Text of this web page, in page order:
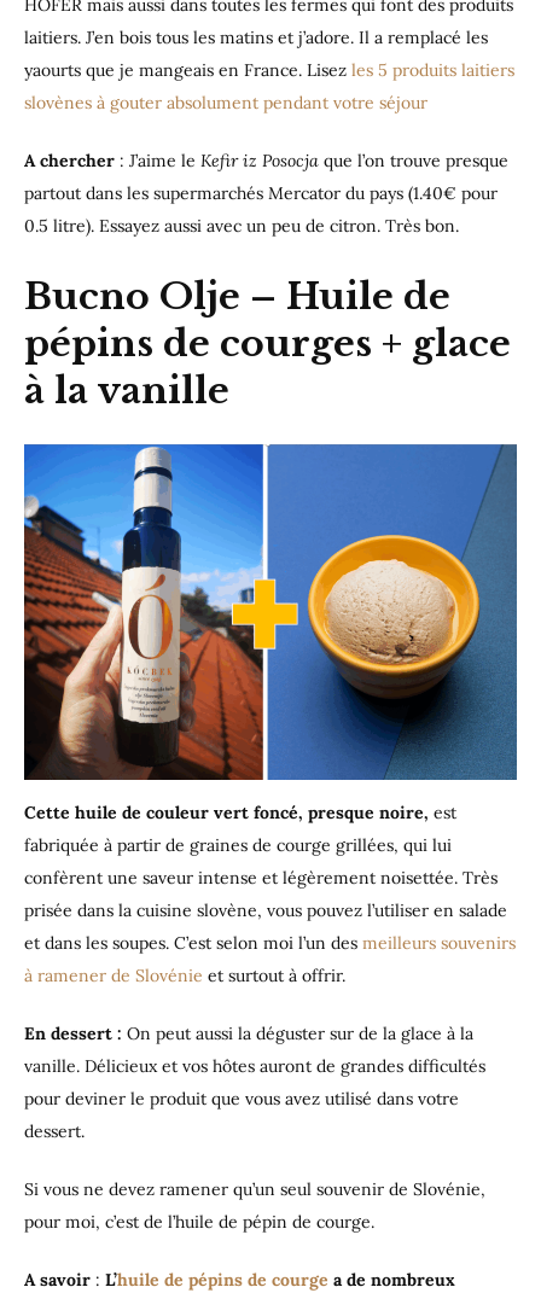
HOFER mais aussi dans toutes les fermes qui font des produits
laitiers. J’en bois tous les matins et j’adore. Il a remplacé les
yaourts que je mangeais en France. Lisez les 5 produits laitiers
slovènes à gouter absolument pendant votre séjour
A chercher : J’aime le Kefir iz Posocja que l’on trouve presque
partout dans les supermarchés Mercator du pays (1.40€ pour
0.5 litre). Essayez aussi avec un peu de citron. Très bon.
Bucno Olje – Huile de
pépins de courges + glace
à la vanille
Cette huile de couleur vert foncé, presque noire, est
fabriquée à partir de graines de courge grillées, qui lui
confèrent une saveur intense et légèrement noisettée. Très
prisée dans la cuisine slovène, vous pouvez l’utiliser en salade
et dans les soupes. C’est selon moi l’un des meilleurs souvenirs
à ramener de Slovénie et surtout à offrir.
En dessert : On peut aussi la déguster sur de la glace à la
vanille. Délicieux et vos hôtes auront de grandes difficultés
pour deviner le produit que vous avez utilisé dans votre
dessert.
Si vous ne devez ramener qu’un seul souvenir de Slovénie,
pour moi, c’est de l’huile de pépin de courge.
A savoir : L’huile de pépins de courge a de nombreux